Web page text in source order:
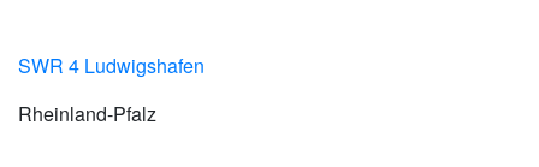
SWR 4 Ludwigshafen
Rheinland-Pfalz